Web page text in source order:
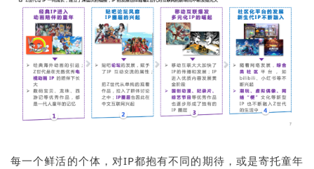
每一个鲜活的个体，对IP都抱有不同的期待，或是寄托童年